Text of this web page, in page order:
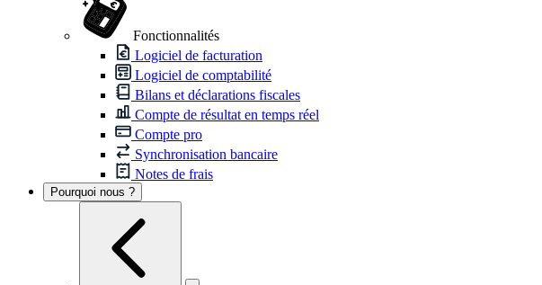
Fonctionnalités
Logiciel de facturation
Logiciel de comptabilité
Bilans et déclarations fiscales
Compte de résultat en temps réel
Compte pro
Synchronisation bancaire
Notes de frais
Pourquoi nous ?